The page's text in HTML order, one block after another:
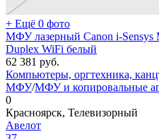
+ Ещё 0 фото
МФУ лазерный Canon i-Sensys
Duplex WiFi белый
62 381 руб.
Компьютеры, оргтехника,
МФУ/МФУ и копировальные
0
Красноярск, Телевизорный
Авелот